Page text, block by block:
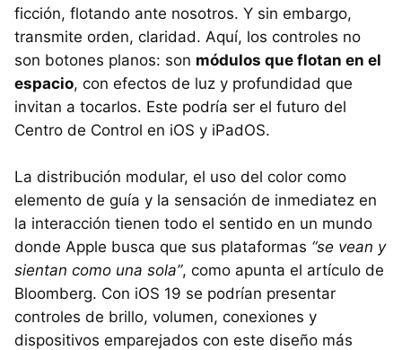
ficción, flotando ante nosotros. Y sin embargo,
transmite orden, claridad. Aquí, los controles no
son botones planos: son módulos que flotan en el
espacio, con efectos de luz y profundidad que
invitan a tocarlos. Este podría ser el futuro del
Centro de Control en iOS y iPadOS.
La distribución modular, el uso del color como
elemento de guía y la sensación de inmediatez en
la interacción tienen todo el sentido en un mundo
donde Apple busca que sus plataformas “se vean y
sientan como una sola”, como apunta el artículo de
Bloomberg. Con iOS 19 se podrían presentar
controles de brillo, volumen, conexiones y
dispositivos emparejados con este diseño más